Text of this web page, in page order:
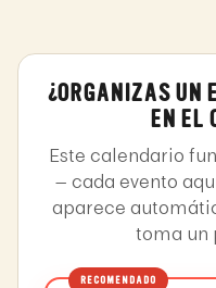
¿ORGANIZAS UN
EN EL
Este calendario
— cada evento
aparece
toma un
RECOMENDADO